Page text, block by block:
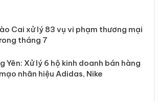
Lào Cai xử lý 83 vụ vi phạm thương
mại trong tháng 7